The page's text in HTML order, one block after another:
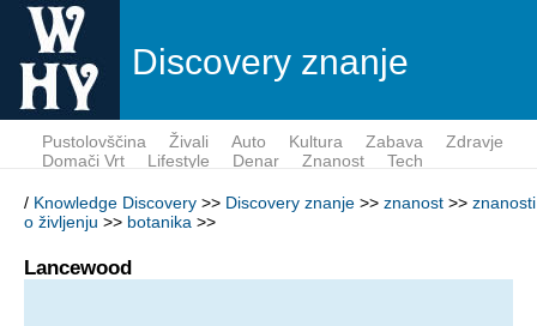
Discovery znanje
Pustolovščina Živali Auto Kultura Zabava
Zdravje
Domači Vrt
Lifestyle Denar Znanost Tech
/ Knowledge Discovery >> Discovery znanje >> znanost >> znanosti
o življenju >> botanika >>
Lancewood